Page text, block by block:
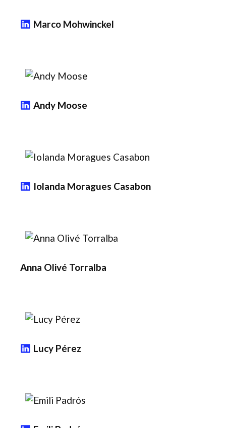
Marco Mohwinckel
Andy Moose
Iolanda Moragues Casabon
Anna Olivé Torralba
Lucy Pérez